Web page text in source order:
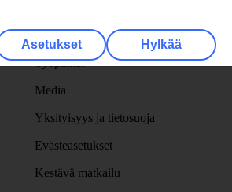
Yritystiedot
Työpaikat
Media
Yksityisyys ja tietosuoja
Evästeasetukset
Kestävä matkailu
Asetukset Hylkää